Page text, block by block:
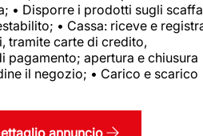
• Disporre i prodotti sugli
• Cassa: riceve e
tramite carte di credito,
pagamento; apertura e chiusura
il negozio; • Carico e scarico
annuncio